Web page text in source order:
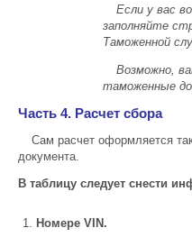
Если у вас
заполняйте
Таможенной
Возможно,
таможенные
Часть 4. Расчет сбора
Сам расчет оформляется
документа.
В таблицу следует снести
Номере VIN.